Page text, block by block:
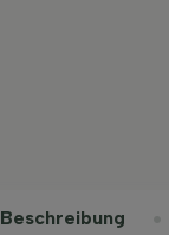
Beschreibung